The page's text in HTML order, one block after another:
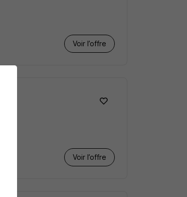
Voir l’offre
Voir l’offre